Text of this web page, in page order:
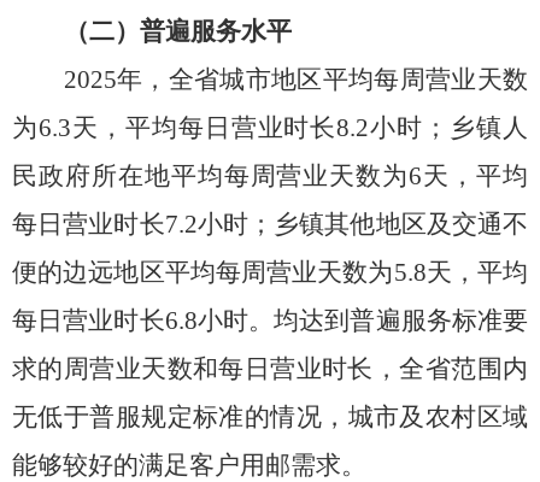
（二）普遍服务水平
2025年， 全省城市地区平均每周营业天数
为6.3天，平均每日营业时长8.2小时；乡镇人
民政府所在地平均每周营业天数为6天，平均
每日营业时长7.2小时；乡镇其他地区及交通不
便的边远地区平均每周营业天数为5.8天，平均
每日营业时长6.8小时。均达到普遍服务标准要
求的周营业天数和每日营业时长 ，全省范围内
无低于普服规定标准的情况，城市及农村区域
能够较好的满足客户用邮需求。